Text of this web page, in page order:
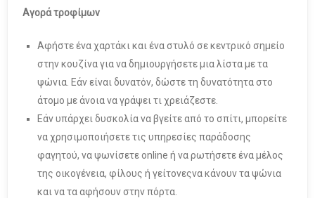
Αγορά τροφίμων
Αφήστε ένα χαρτάκι και ένα στυλό σε κεντρικό σημείο
στην κουζίνα για να δημιουργήσετε μια λίστα με τα
ψώνια. Εάν είναι δυνατόν, δώστε τη δυνατότητα στο
άτομο με άνοια να γράψει τι χρειάζεστε.
Εάν υπάρχει δυσκολία να βγείτε από το σπίτι, μπορείτε
να χρησιμοποιήσετε τις υπηρεσίες παράδοσης
φαγητού, να ψωνίσετε online ή να ρωτήσετε ένα μέλος
της οικογένεια, φίλους ή γείτονεςνα κάνουν τα ψώνια
και να τα αφήσουν στην πόρτα.